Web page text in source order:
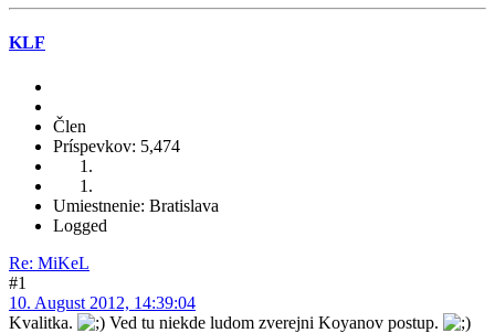
KLF
Člen
Príspevkov: 5,474
Umiestnenie: Bratislava
Logged
Re: MiKeL
#1
10. August 2012, 14:39:04
Kvalitka.
Ved tu niekde ludom zverejni Koyanov postup.